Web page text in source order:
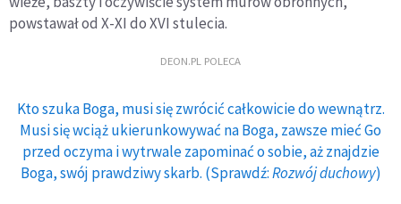
powstawał od X-XI do XVI stulecia.
DEON.PL POLECA
Kto szuka Boga, musi się zwrócić całkowicie do wewnątrz.
Musi się wciąż ukierunkowywać na Boga, zawsze mieć Go
przed oczyma i wytrwale zapominać o sobie, aż znajdzie
Boga, swój prawdziwy skarb. (Sprawdź:Rozwój duchowy)